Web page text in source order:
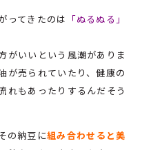
ってきたのは 「ぬるぬる」
がいいという風潮がありま
が売られていたり、健康の
れもあったりするんだそう
の納豆に組み合わせると美